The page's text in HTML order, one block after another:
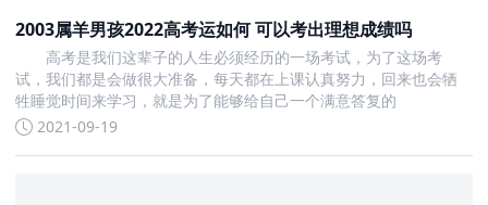
2003属羊男孩2022高考运如何 可以考出理想成绩吗
高考是我们这辈子的人生必须经历的一场考试，为了这场考
试，我们都是会做很大准备，每天都在上课认真努力，回来也会牺
牲睡觉时间来学习，就是为了能够给自己一个满意答复的
2021-09-19